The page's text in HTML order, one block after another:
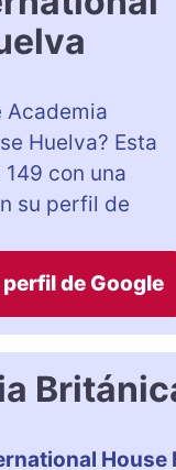
Academia
Huelva? Esta
con una
su perfil de
de Google
House